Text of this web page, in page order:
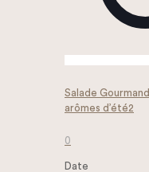
Salade
arômes d’été2
0
Date